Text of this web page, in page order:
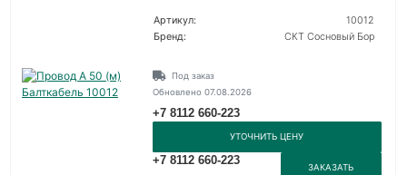
Артикул:
10012
Бренд:
СКТ Сосновый Бор
Под заказ
Обновлено 07.08.2026
+7 8112 660-223
УТОЧНИТЬ ЦЕНУ
+7 8112 660-223
ЗАКАЗАТЬ